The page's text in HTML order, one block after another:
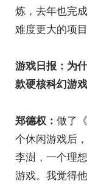
炼，去年也完
难度更大的项目
游戏日报：为
款硬核科幻游
郑德权： 做了
个休闲游戏后
李澍，一个理
游戏。我觉得